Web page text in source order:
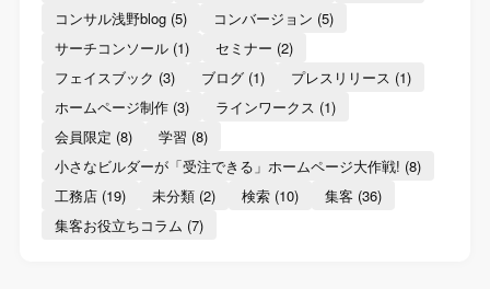
コンサル浅野blog(5) コンバージョン (5)
サーチコンソール(1) セミナー (2)
フェイスブック (3) ブログ(1) プレスリリース (1)
ホームページ制作(3) ラインワークス (1)
会員限定 (8) 学習 (8)
小さなビルダーが「受注できる」ホームページ大作戦! (8)
工務店(19) 未分類(2) 検索(10) 集客 (36)
集客お役立ちコラム (7)